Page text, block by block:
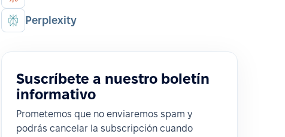
Perplexity
Suscríbete a nuestro boletín
informativo
Prometemos que no enviaremos spam y
podrás cancelar la subscripción cuando